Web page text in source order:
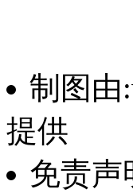
制图由
提供
免责声